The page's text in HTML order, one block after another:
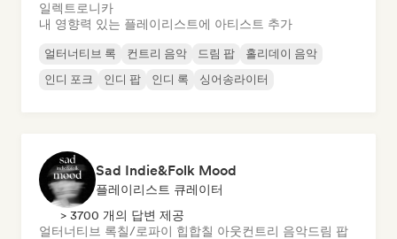
일렉트로니카
내 영향력 있는 플레이리스트에 아티스트 추가
얼터너티브 록 컨트리 음악 드림 팝
홀리데이 음악
인디 포크
인디 팝 인디 록 싱어송라이터
Sad Indie&Folk Mood
플레이리스트 큐레이터
> 3700 개의 답변 제공
얼터너티브 록칠/로파이 힙합칠 아웃컨트리 음악드림 팝